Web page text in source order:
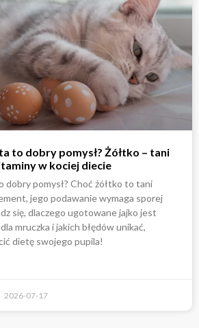
to dobry pomysł? Żółtko – tani
w kociej diecie
dobry pomysł? Choć żółtko to tani
jego podawanie wymaga sporej
się, dlaczego ugotowane jajko jest
mruczka i jakich błędów unikać,
dietę swojego pupila!
2026-07-17